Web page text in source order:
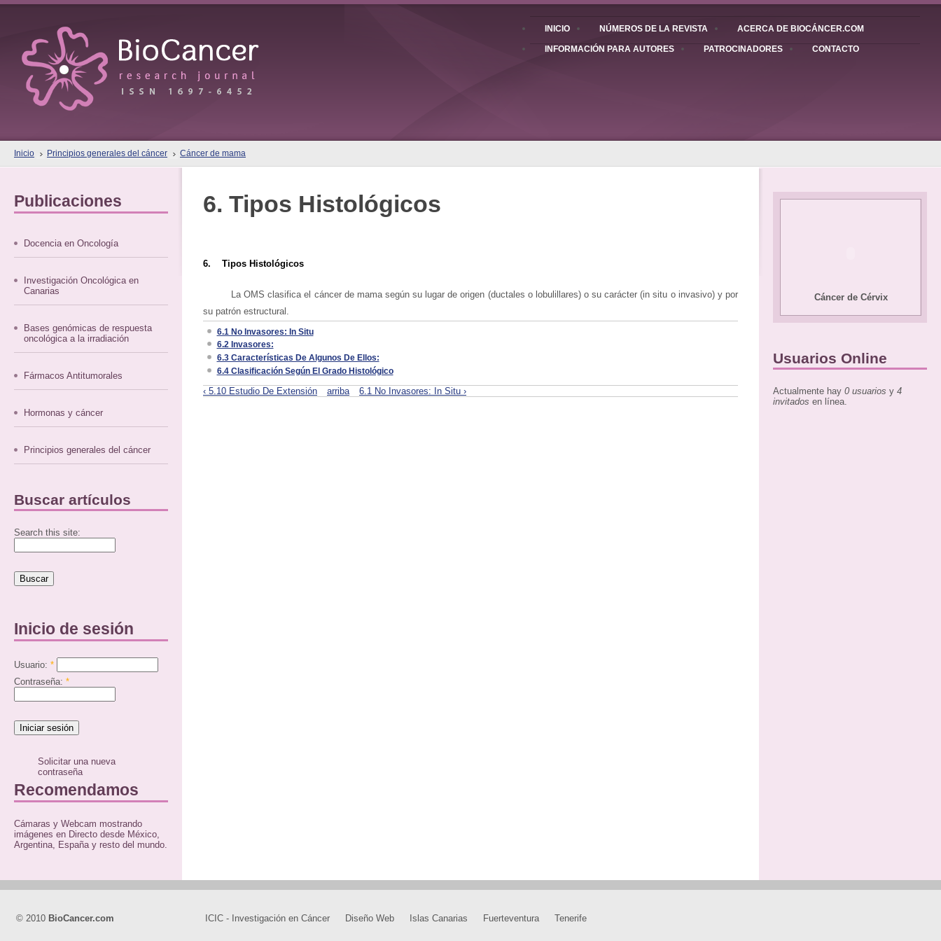
INICIO NÚMEROS DE LA REVISTA ACERCA DE BIOCÁNCER.COM
INFORMACIÓN PARA AUTORES PATROCINADORES CONTACTO
Inicio Principios generales del cáncer Cáncer de mama
Publicaciones
Docencia en Oncología
Investigación Oncológica en
Canarias
Bases genómicas de respuesta
oncológica a la irradiación
Fármacos Antitumorales
Hormonas y cáncer
Principios generales del cáncer
Buscar artículos
Search this site:
Inicio de sesión
Usuario: *
Contraseña: *
Solicitar una nueva
contraseña
Recomendamos
Cámaras y Webcam mostrando
imágenes en Directo desde México,
Argentina, España y resto del mundo.
Cáncer de Cérvix
Usuarios Online
Actualmente hay 0 usuarios y 4
invitados en línea.
6. Tipos Histológicos
6. Tipos Histológicos
La OMS clasifica el cáncer de mama según su lugar de origen (ductales o lobulillares) o su carácter (in situ o invasivo) y por
su patrón estructural.
6.1 No Invasores: In Situ
6.2 Invasores:
6.3 Características De Algunos De Ellos:
6.4 Clasificación Según El Grado Histológico
‹ 5.10 Estudio De Extensión arriba 6.1 No Invasores: In Situ ›
© 2010 BioCancer.com ICIC - Investigación en Cáncer Diseño Web Islas Canarias Fuerteventura Tenerife